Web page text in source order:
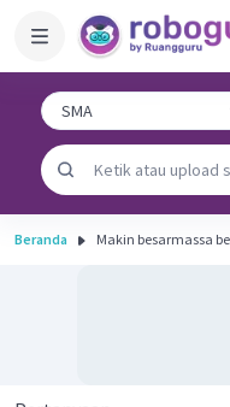
Beranda Makin besarmassa